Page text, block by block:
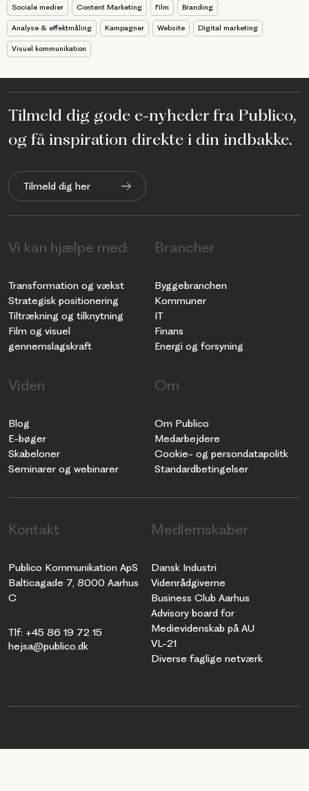
Sociale medier Content Marketing Film Branding
Analyse & effektmåling Kampagner Website Digital marketing
Visuel kommunikation
Tilmeld dig gode e-nyheder fra Publico,
og få inspiration direkte i din indbakke.
Tilmeld dig her
Vi kan hjælpe med:
Transformation og vækst
Strategisk positionering
Tiltrækning og tilknytning
Film og visuel
gennemslagskraft
Brancher
Byggebranchen
Kommuner
IT
Finans
Energi og forsyning
Viden
Blog
E-bøger
Skabeloner
Seminarer og webinarer
Om
Om Publico
Medarbejdere
Cookie- og persondatapolitk
Standardbetingelser
Kontakt
Publico Kommunikation ApS
Balticagade 7, 8000 Aarhus
C
Tlf: +45 86 19 72 15
hejsa@publico.dk
Medlemskaber
Dansk Industri
Videnrådgiverne
Business Club Aarhus
Advisory board for
Medievidenskab på AU
VL-21
Diverse faglige netværk